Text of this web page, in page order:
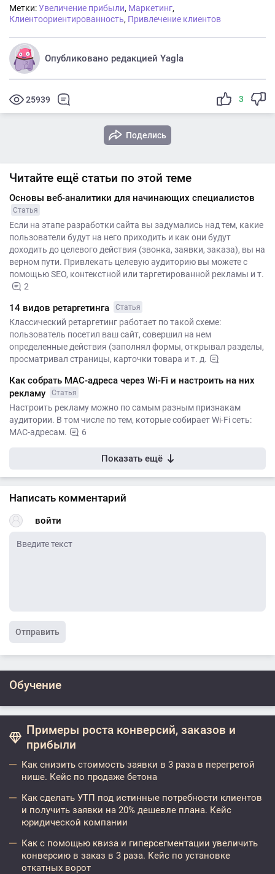
Метки:Увеличение прибыли, Маркетинг,
Клиентоориентированность, Привлечение клиентов
Опубликовано редакцией Yagla
25939 3
Поделись
Читайте ещё статьи по этой теме
Основы веб-аналитики для начинающих специалистов
Статья
Если на этапе разработки сайта вы задумались над тем, какие
пользователи будут на него приходить и как они будут
доходить до целевого действия (звонка, заявки, заказа), вы на
верном пути. Привлекать целевую аудиторию вы можете с
помощью SEO, контекстной или таргетированной рекламы и т.
2
14 видов ретаргетинга Статья
Классический ретаргетинг работает по такой схеме:
пользователь посетил ваш сайт, совершил на нем
определенные действия (заполнял формы, открывал разделы,
просматривал страницы, карточки товара и т. д.
Как собрать MAC-адреса через Wi-Fi и настроить на них
рекламу
Статья
Настроить рекламу можно по самым разным признакам
аудитории. В том числе по тем, которые собирает Wi-Fi сеть:
MAC-адресам.
6
Показать ещё
Написать комментарий
войти
Отправить
Обучение
Примеры роста конверсий, заказов и
прибыли
Как снизить стоимость заявки в 3 раза в перегретой
нише. Кейс по продаже бетона
Как сделать УТП под истинные потребности клиентов
и получить заявки на 20% дешевле плана. Кейс
юридической компании
Как с помощью квиза и гиперсегментации увеличить
конверсию в заказ в 3 раза. Кейс по установке
откатных ворот